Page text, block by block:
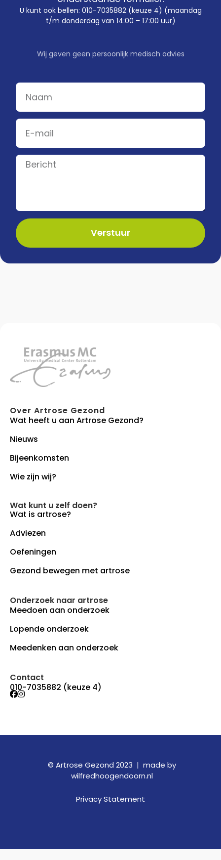
U kunt ook bellen: 010-7035882 (keuze 4) (maandag
t/m donderdag van 14:00 – 17:00 uur)
Wij geven geen persoonlijk medisch advies
Verstuur
Over Artrose Gezond
Wat heeft u aan Artrose Gezond?
Nieuws
Bijeenkomsten
Wie zijn wij?
Wat kunt u zelf doen?
Wat is artrose?
Adviezen
Oefeningen
Gezond bewegen met artrose
Onderzoek naar artrose
Meedoen aan onderzoek
Lopende onderzoek
Meedenken aan onderzoek
Contact
010-7035882 (keuze 4)
© Artrose Gezond 2023 | made by
wilfredhoogendoorn.nl
Privacy Statement